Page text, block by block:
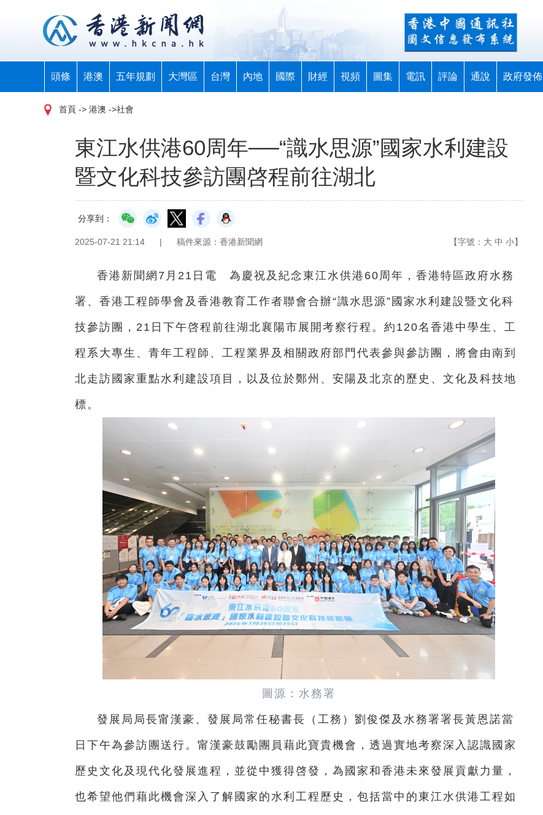
頭條 港澳 五年規劃 大灣區 台灣 內地 國際 財經 視頻 圖集 電訊 評論 通說 政府發佈
首頁 -> 港澳 ->社會
​東江水供港60周年──“識水思源”國家水利建設
暨文化科技參訪團啓程前往湖北
分享到：
2025-07-21 21:14 | 稿件來源：香港新聞網 【字號： 大 中 小】
香港新聞網7月21日電 為慶祝及紀念東江水供港60周年，香港特區政府水務
署、香港工程師學會及香港教育工作者聯會合辦“識水思源”國家水利建設暨文化科
技參訪團，21日下午啓程前往湖北襄陽市展開考察行程。約120名香港中學生、工
程系大專生、青年工程師、工程業界及相關政府部門代表參與參訪團，將會由南到
北走訪國家重點水利建設項目，以及位於鄭州、安陽及北京的歷史、文化及科技地
標。
圖源：水務署
發展局局長甯漢豪、發展局常任秘書長（工務）劉俊傑及水務署署長黃恩諾當
日下午為參訪團送行。甯漢豪鼓勵團員藉此寶貴機會，透過實地考察深入認識國家
歷史文化及現代化發展進程，並從中獲得啓發，為國家和香港未來發展貢獻力量，
也希望他們藉此機會深入了解國家的水利工程歷史，包括當中的東江水供港工程如